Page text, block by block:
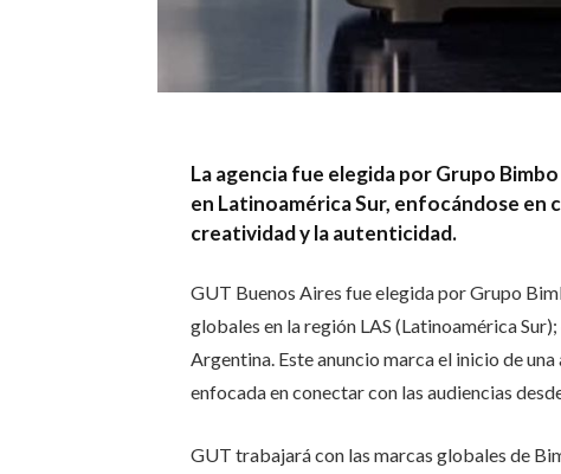
La agencia fue elegida por Grupo
en Latinoamérica Sur, enfocándose en
creatividad y la autenticidad.
GUT Buenos Aires fue elegida por Grupo
globales en la región LAS (Latinoamérica
Argentina. Este anuncio marca el inicio de
enfocada en conectar con las audiencias
GUT trabajará con las marcas globales de